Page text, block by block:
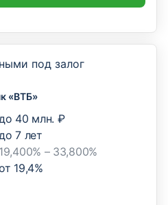
под залог
«ВТБ»
40 млн. ₽
7лет
19,400% – 33,800%
19,4%